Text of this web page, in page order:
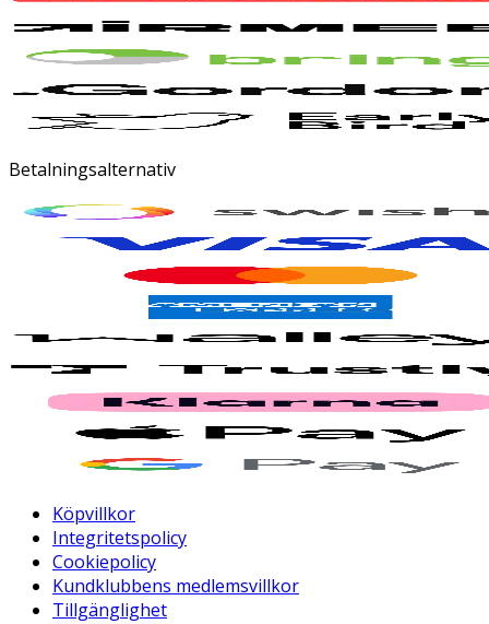
Betalningsalternativ
Köpvillkor
Integritetspolicy
Cookiepolicy
Kundklubbens medlemsvillkor
Tillgänglighet